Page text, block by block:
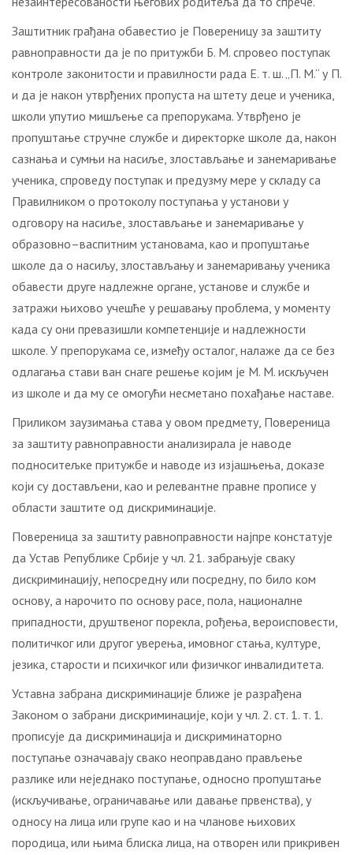
Заштитник грађана обавестио је Повереницу за заштиту
равноправности да је по притужби Б. М. спровео поступак
контроле законитости и правилности рада Е. т. ш. „П. М.“ у П.
и да је након утврђених пропуста на штету деце и ученика,
школи упутио мишљење са препорукама. Утврђено је
пропуштање стручне службе и директорке школе да, након
сазнања и сумњи на насиље, злостављање и занемаривање
ученика, спроведу поступак и предузму мере у складу са
Правилником о протоколу поступања у установи у
одговору на насиље, злостављање и занемаривање у
образовно–васпитним установама, као и пропуштање
школе да о насиљу, злостављању и занемаривању ученика
обавести друге надлежне органе, установе и службе и
затражи њихово учешће у решавању проблема, у моменту
када су они превазишли компетенције и надлежности
школе. У препорукама се, између осталог, налаже да се без
одлагања стави ван снаге решење којим је М. М. искључен
из школе и да му се омогући несметано похађање наставе.
Приликом заузимања става у овом предмету, Повереница
за заштиту равноправности анализирала је наводе
подноситељке притужбе и наводе из изјашњења, доказе
који су достављени, као и релевантне правне прописе у
области заштите од дискриминације.
Повереница за заштиту равноправности најпре констатује
да Устав Републике Србије у чл. 21. забрањује сваку
дискриминацију, непосредну или посредну, по било ком
основу, а нарочито по основу расе, пола, националне
припадности, друштвеног порекла, рођења, вероисповести,
политичког или другог уверења, имовног стања, културе,
језика, старости и психичког или физичког инвалидитета.
Уставна забрана дискриминације ближе је разрађена
Законом о забрани дискриминације, који у чл. 2. ст. 1. т. 1.
прописује да дискриминација и дискриминаторно
поступање означавају свако неоправдано прављење
разлике или неједнако поступање, односно пропуштање
(искључивање, ограничавање или давање првенства), у
односу на лица или групе као и на чланове њихових
породица, или њима блиска лица, на отворен или прикривен